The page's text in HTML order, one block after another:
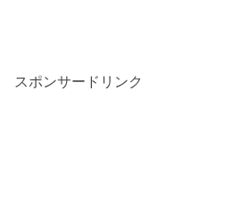
スポンサードリンク